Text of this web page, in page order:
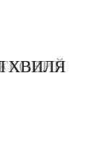
КЕНДІ
КАШПО
СІМПЛ
КИТАЙ
ЕТНА
ХВИЛЯ